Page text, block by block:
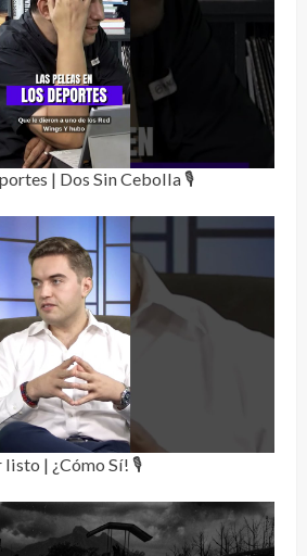
| Dos Sin Cebolla 🎙️
listo | ¿Cómo Sí! 🎙️